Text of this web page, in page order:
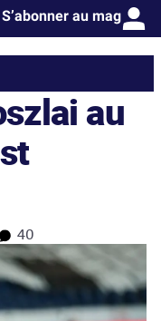
S’abonner au mag
au
40